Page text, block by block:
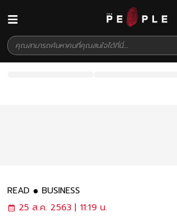
READ
BUSINESS
25 ส.ค. 2563 | 11:19 น.